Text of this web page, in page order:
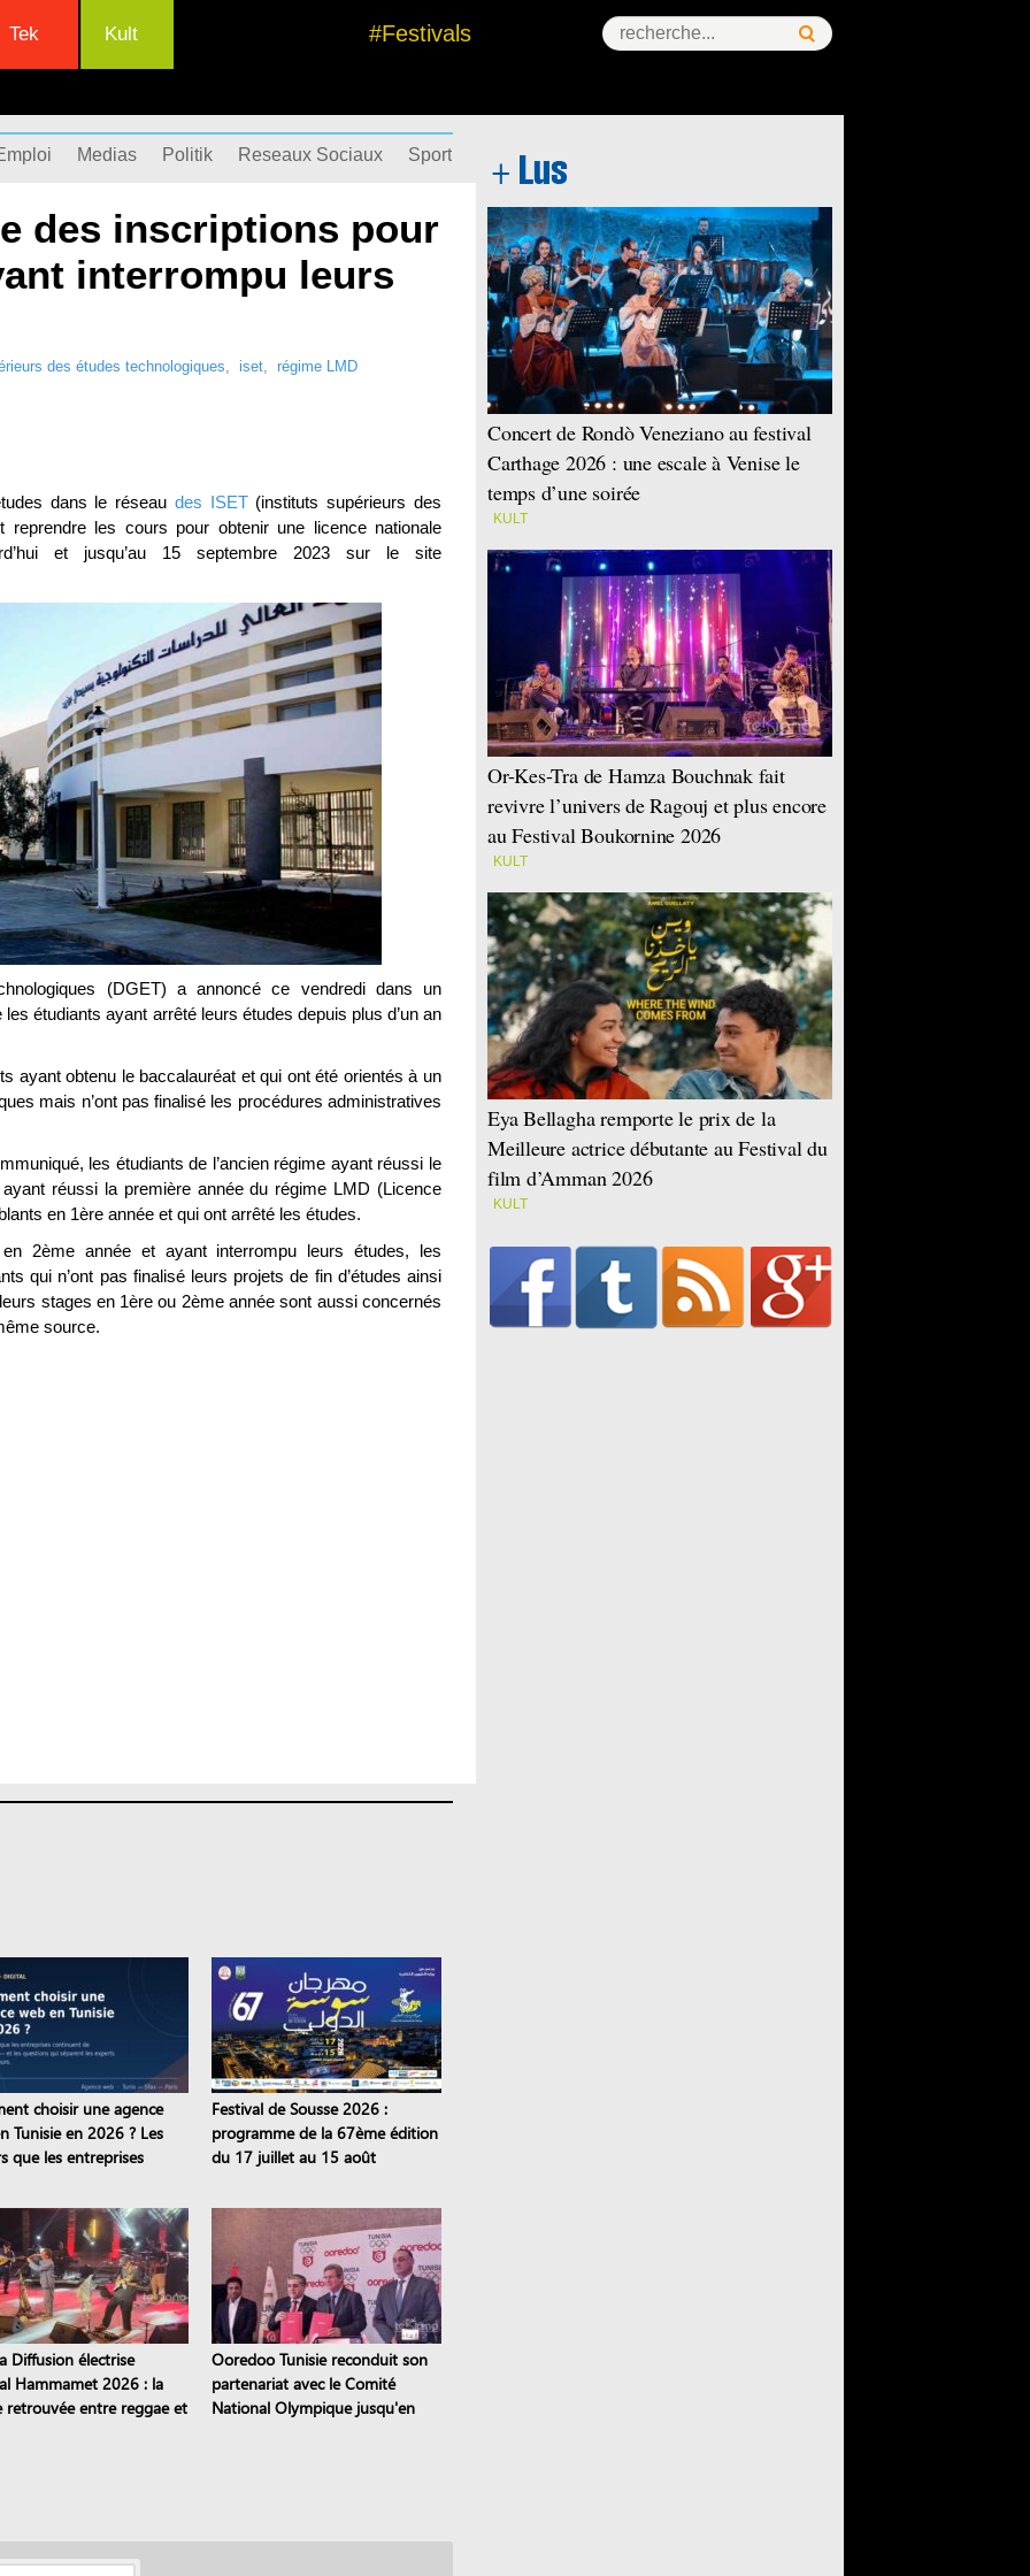
Tek Kult #Festivals
Medias Politik Reseaux Sociaux Sport Success Story
des inscriptions pour
interrompu leurs
des études technologiques, iset, régime LMD
dans le réseau des ISET(instituts supérieurs des
reprendre les cours pour obtenir une licence nationale
et jusqu’au 15 septembre 2023 sur le site
(DGET) a annoncé ce vendredi dans un
étudiants ayant arrêté leurs études depuis plus d’un an
ayant obtenu le baccalauréat et qui ont été orientés à un
mais n’ont pas finalisé les procédures administratives
les étudiants de l’ancien régime ayant réussi le
réussi la première année du régime LMD (Licence
en 1ère année et qui ont arrêté les études.
2ème année et ayant interrompu leurs études, les
qui n’ont pas finalisé leurs projets de fin d’études ainsi
stages en 1ère ou 2ème année sont aussi concernés
source.
choisir une agence
Tunisie en 2026 ? Les
que les entreprises
Festival de Sousse 2026 :
programme de la 67ème édition
du 17 juillet au 15 août
Diffusion électrise
Hammamet 2026 : la
retrouvée entre reggae et
Ooredoo Tunisie reconduit son
partenariat avec le Comité
National Olympique jusqu'en
Concert de Rondò Veneziano au festival
Carthage 2026 : une escale à Venise le
temps d’une soirée
KULT
Or-Kes-Tra de Hamza Bouchnak fait
revivre l’univers de Ragouj et plus encore
au Festival Boukornine 2026
KULT
Eya Bellagha remporte le prix de la
Meilleure actrice débutante au Festival du
film d’Amman 2026
KULT